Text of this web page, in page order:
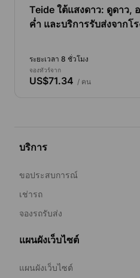
Teide ใต้แสงดาว: ดูดาว,
ค่ำ และบริการรับส่งจากโ
ระยะเวลา 8 ชั่วโมง
จองทัวร์จาก
US$71.34 / คน
บริการ
ขอประสบการณ์
เช่ารถ
จองรถรับส่ง
แผนผังเว็บไซต์
แผนผังเว็บไซต์